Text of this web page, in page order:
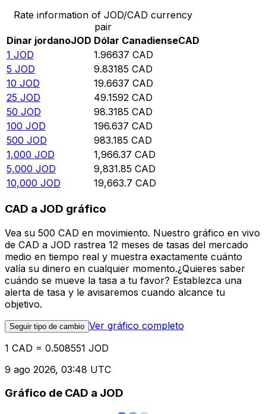
Rate information of JOD/CAD currency
pair
Dinar jordanoJOD Dólar CanadienseCAD
1 JOD 1.96637 CAD
5 JOD 9.83185 CAD
10 JOD 19.6637 CAD
25 JOD 49.1592 CAD
50 JOD 98.3185 CAD
100 JOD 196.637 CAD
500 JOD 983.185 CAD
1,000 JOD 1,966.37 CAD
5,000 JOD 9,831.85 CAD
10,000 JOD 19,663.7 CAD
CAD a JOD gráfico
Vea su 500 CAD en movimiento. Nuestro gráfico en vivo
de CAD a JOD rastrea 12 meses de tasas del mercado
medio en tiempo real y muestra exactamente cuánto
valía su dinero en cualquier momento.¿Quieres saber
cuándo se mueve la tasa a tu favor? Establezca una
alerta de tasa y le avisaremos cuando alcance tu
objetivo.
Seguir tipo de cambio Ver gráfico completo
1 CAD = 0.508551 JOD
9 ago 2026, 03:48 UTC
Gráfico de CAD a JOD